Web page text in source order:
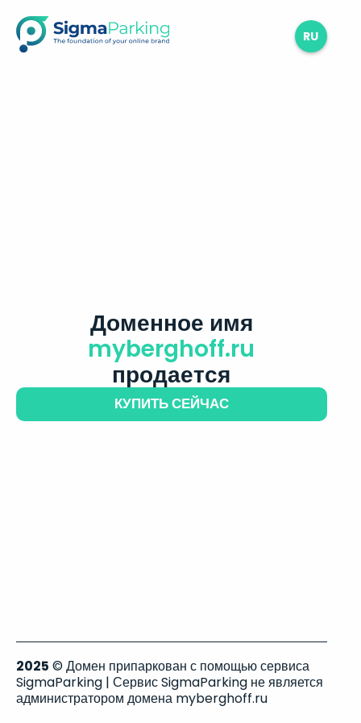
RU
Доменное имя
myberghoff.ru
продается
КУПИТЬ СЕЙЧАС
2025 © Домен припаркован с помощью сервиса
SigmaParking | Сервис SigmaParking не является
администратором домена myberghoff.ru